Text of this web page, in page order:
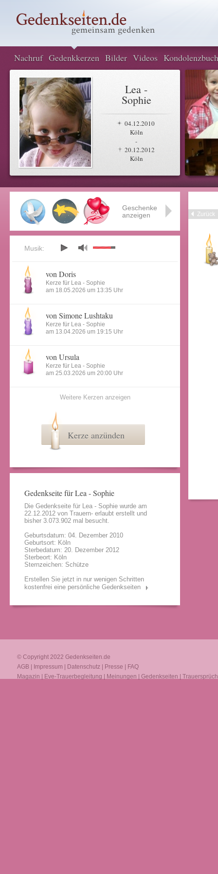
Nachruf Gedenkkerzen Bilder Videos Kondolenzbuch
Lea -
Sophie
04.12.2010
Köln
-
20.12.2012
Köln
Zurück
Geschenke
anzeigen
Musik:
von Doris
Kerze für Lea - Sophie
am 18.05.2026 um 13:35 Uhr
von Simone Lushtaku
Kerze für Lea - Sophie
am 13.04.2026 um 19:15 Uhr
von Ursula
Kerze für Lea - Sophie
am 25.03.2026 um 20:00 Uhr
Weitere Kerzen anzeigen
Kerze anzünden
Gedenkseite für Lea - Sophie
Die Gedenkseite für Lea - Sophie wurde am
22.12.2012 von Trauern- erlaubt erstellt und
bisher 3.073.902 mal besucht.
Geburtsdatum: 04. Dezember 2010
Geburtsort: Köln
Sterbedatum: 20. Dezember 2012
Sterbeort: Köln
Sternzeichen: Schütze
Erstellen Sie jetzt in nur wenigen Schritten
kostenfrei eine persönliche Gedenkseiten
© Copyright 2022 Gedenkseiten.de
AGB
Impressum Datenschutz Presse
FAQ
Magazin
Eve-Trauerbegleitung Meinungen Gedenkseiten